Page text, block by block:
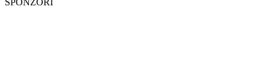
SPONZORI